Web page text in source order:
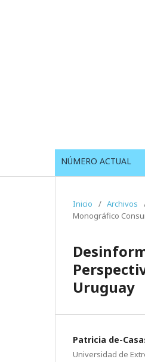
NÚMERO ACTUAL
Inicio / Archivos
Monográfico
Uruguay
Patricia de-
Universidad de